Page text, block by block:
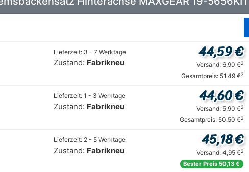
Lieferzeit: 3 - 7 Werktage
Zustand: Fabrikneu
44,59 €
Versand: 6,90 €2
Gesamtpreis: 51,49 €2
Lieferzeit: 1 - 3 Werktage
Zustand: Fabrikneu
44,60 €
Versand: 5,90 €2
Gesamtpreis: 50,50 €2
Lieferzeit: 2 - 5 Werktage
Zustand: Fabrikneu
45,18 €
Versand: 4,95 €2
Bester Preis 50,13 €